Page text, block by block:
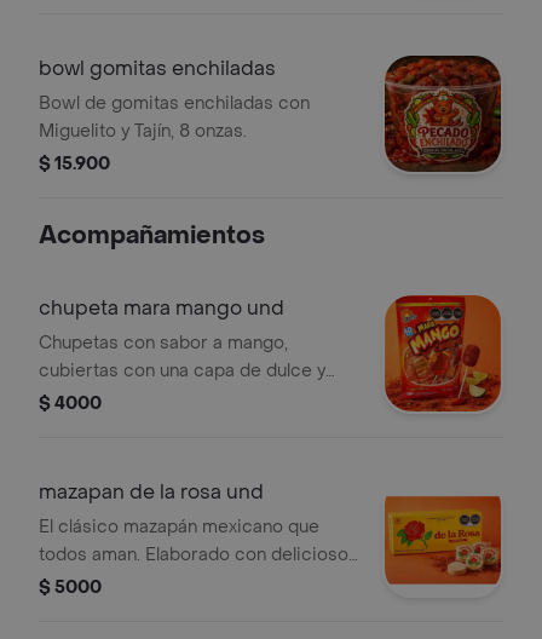
bowl gomitas enchiladas
Bowl de gomitas enchiladas con
Miguelito y Tajín, 8 onzas.
$ 15.900
Acompañamientos
chupeta mara mango und
Chupetas con sabor a mango,
cubiertas con una capa de dulce y
picante.
$ 4000
mazapan de la rosa und
El clásico mazapán mexicano que
todos aman. Elaborado con delicioso
cacahuate, tiene una textura suave y
$ 5000